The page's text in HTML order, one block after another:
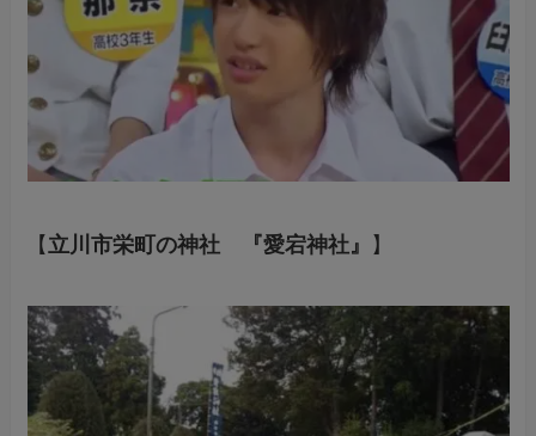
【 立川市栄町の神社 『愛宕神社』 】